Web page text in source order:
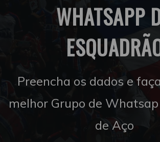
WHATSAPP
Preencha os dados e
melhor Grupo de
de Aço